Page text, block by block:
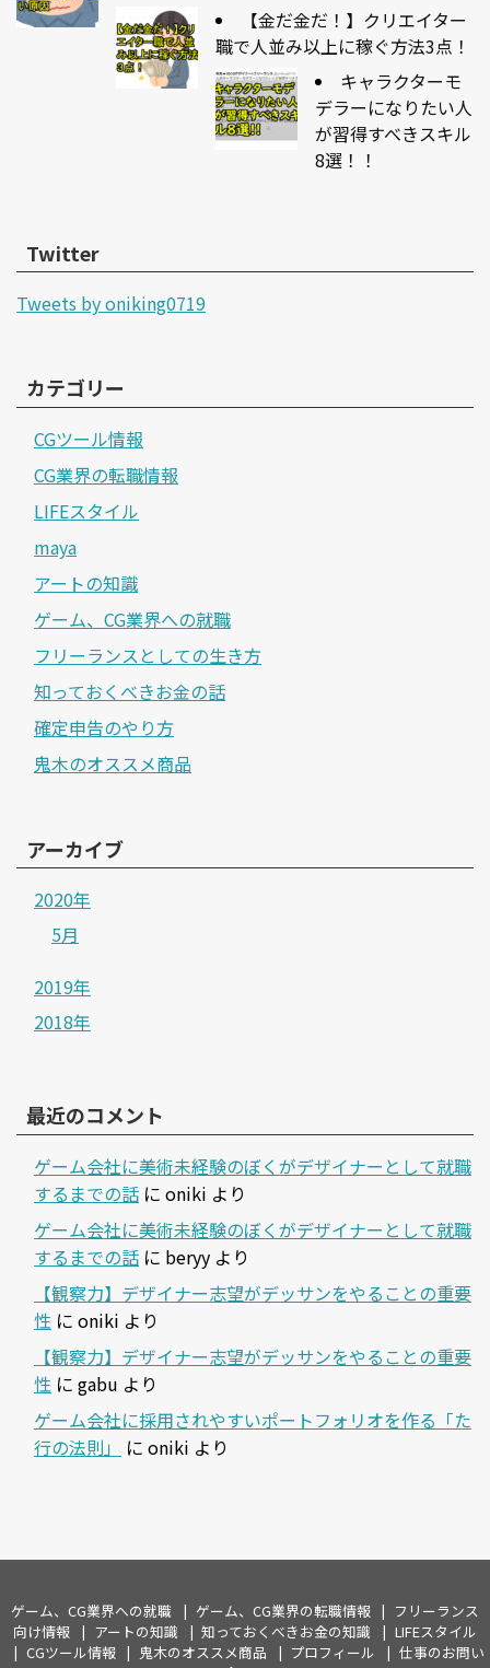
【金だ金だ！】クリエイター
職で人並み以上に稼ぐ方法3点！
キャラクターモ
デラーになりたい人
が習得すべきスキル
8選！！
Twitter
Tweets by oniking0719
カテゴリー
CGツール情報
CG業界の転職情報
LIFEスタイル
maya
アートの知識
ゲーム、CG業界への就職
フリーランスとしての生き方
知っておくべきお金の話
確定申告のやり方
鬼木のオススメ商品
アーカイブ
2020年
5月
2019年
2018年
最近のコメント
ゲーム会社に美術未経験のぼくがデザイナーとして就職
するまでの話 に oniki より
ゲーム会社に美術未経験のぼくがデザイナーとして就職
するまでの話 に beryy より
【観察力】デザイナー志望がデッサンをやることの重要
性 に oniki より
【観察力】デザイナー志望がデッサンをやることの重要
性 に gabu より
ゲーム会社に採用されやすいポートフォリオを作る「た
行の法則」
に oniki より
ゲーム、CG業界への就職 ゲーム、CG業界の転職情報
フリーランス
向け情報
アートの知識 知っておくべきお金の知識
LIFEスタイル
CGツール情報
鬼木のオススメ商品 プロフィール
仕事のお問い